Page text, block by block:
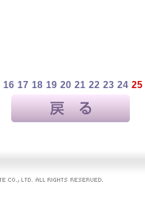
16 17 18 19 20 21 22 23 24 25